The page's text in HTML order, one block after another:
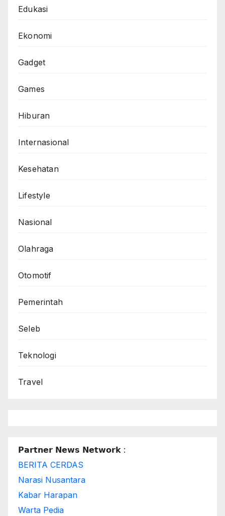
Edukasi
Ekonomi
Gadget
Games
Hiburan
Internasional
Kesehatan
Lifestyle
Nasional
Olahraga
Otomotif
Pemerintah
Seleb
Teknologi
Travel
𝗣𝗮𝗿𝘁𝗻𝗲𝗿 𝗡𝗲𝘄𝘀 𝗡𝗲𝘁𝘄𝗼𝗿𝗸 :
BERITA CERDAS
Narasi Nusantara
Kabar Harapan
Warta Pedia